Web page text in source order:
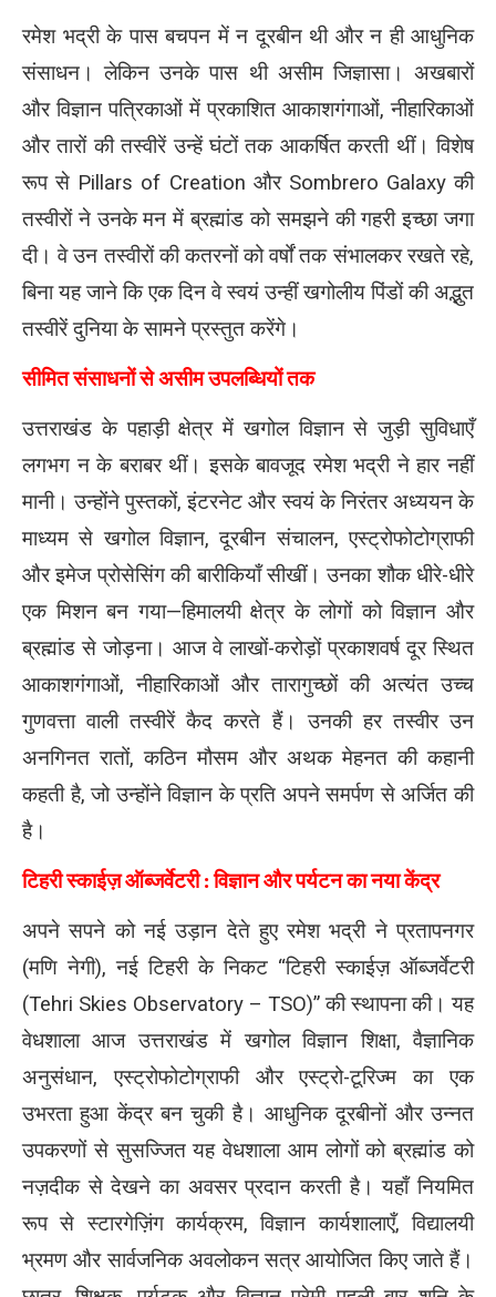
रमेश भद्री के पास बचपन में न दूरबीन थी और न ही आधुनिक
संसाधन। लेकिन उनके पास थी असीम जिज्ञासा। अखबारों
और विज्ञान पत्रिकाओं में प्रकाशित आकाशगंगाओं, नीहारिकाओं
और तारों की तस्वीरें उन्हें घंटों तक आकर्षित करती थीं। विशेष
रूप से Pillars of Creation और Sombrero Galaxy की
तस्वीरों ने उनके मन में ब्रह्मांड को समझने की गहरी इच्छा जगा
दी। वे उन तस्वीरों की कतरनों को वर्षों तक संभालकर रखते रहे,
बिना यह जाने कि एक दिन वे स्वयं उन्हीं खगोलीय पिंडों की अद्भुत
तस्वीरें दुनिया के सामने प्रस्तुत करेंगे।
सीमित संसाधनों से असीम उपलब्धियों तक
उत्तराखंड के पहाड़ी क्षेत्र में खगोल विज्ञान से जुड़ी सुविधाएँ
लगभग न के बराबर थीं। इसके बावजूद रमेश भद्री ने हार नहीं
मानी। उन्होंने पुस्तकों, इंटरनेट और स्वयं के निरंतर अध्ययन के
माध्यम से खगोल विज्ञान, दूरबीन संचालन, एस्ट्रोफोटोग्राफी
और इमेज प्रोसेसिंग की बारीकियाँ सीखीं। उनका शौक धीरे-धीरे
एक मिशन बन गया—हिमालयी क्षेत्र के लोगों को विज्ञान और
ब्रह्मांड से जोड़ना। आज वे लाखों-करोड़ों प्रकाशवर्ष दूर स्थित
आकाशगंगाओं, नीहारिकाओं और तारागुच्छों की अत्यंत उच्च
गुणवत्ता वाली तस्वीरें कैद करते हैं। उनकी हर तस्वीर उन
अनगिनत रातों, कठिन मौसम और अथक मेहनत की कहानी
कहती है, जो उन्होंने विज्ञान के प्रति अपने समर्पण से अर्जित की
है।
टिहरी स्काईज़ ऑब्जर्वेटरी : विज्ञान और पर्यटन का नया केंद्र
अपने सपने को नई उड़ान देते हुए रमेश भद्री ने प्रतापनगर
(मणि नेगी), नई टिहरी के निकट “टिहरी स्काईज़ ऑब्जर्वेटरी
(Tehri Skies Observatory – TSO)” की स्थापना की। यह
वेधशाला आज उत्तराखंड में खगोल विज्ञान शिक्षा, वैज्ञानिक
अनुसंधान, एस्ट्रोफोटोग्राफी और एस्ट्रो-टूरिज्म का एक
उभरता हुआ केंद्र बन चुकी है। आधुनिक दूरबीनों और उन्नत
उपकरणों से सुसज्जित यह वेधशाला आम लोगों को ब्रह्मांड को
नज़दीक से देखने का अवसर प्रदान करती है। यहाँ नियमित
रूप से स्टारगेज़िंग कार्यक्रम, विज्ञान कार्यशालाएँ, विद्यालयी
भ्रमण और सार्वजनिक अवलोकन सत्र आयोजित किए जाते हैं।